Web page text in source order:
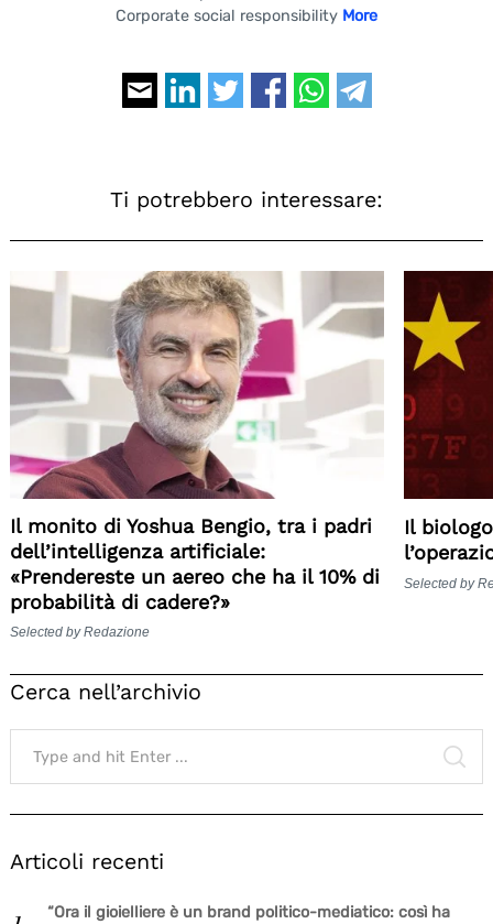
Corporate social responsibility More
Ti potrebbero interessare:
Il monito di Yoshua Bengio, tra i padri
dell’intelligenza artificiale:
«Prendereste un aereo che ha il 10% di
probabilità di cadere?»
Selected by Redazione
Il
Selected by
Cerca nell’archivio
Search
for:
Articoli recenti
“Ora il gioielliere è un brand politico-mediatico: così ha